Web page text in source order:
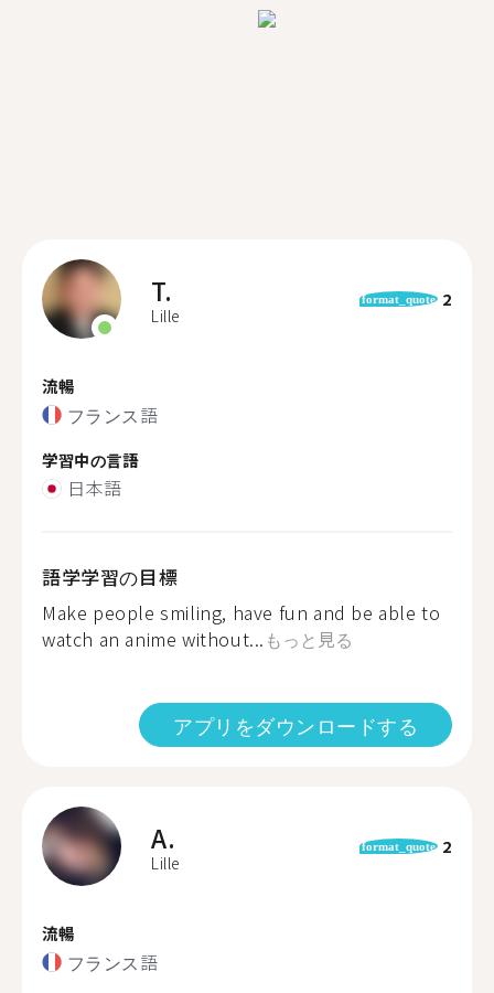
T.
Lille
format_quote 2
流暢
フランス語
学習中の言語
日本語
語学学習の目標
Make people smiling, have fun and be able to
watch an anime without... もっと見る
アプリをダウンロードする
A.
Lille
format_quote 2
流暢
フランス語